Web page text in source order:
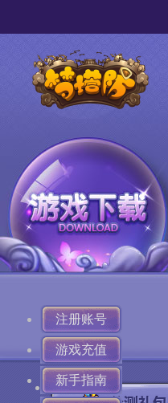
注册账号
游戏充值
新手指南